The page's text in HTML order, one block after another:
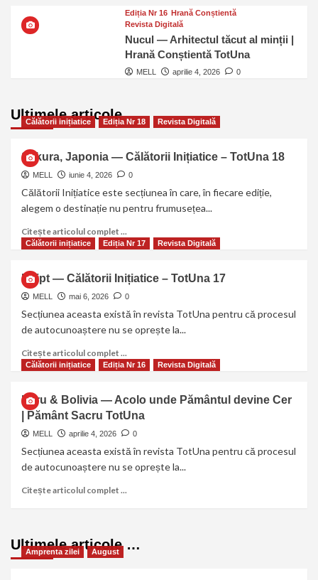
Ediția Nr 16 Hrană Conștientă
Revista Digitală
Nucul — Arhitectul tăcut al minții |
Hrană Conștientă TotUna
MELL aprilie 4, 2026 0
Ultimele articole
Călătorii inițiatice Ediția Nr 18 Revista Digitală
Sakura, Japonia — Călătorii Inițiatice – TotUna 18
MELL iunie 4, 2026 0
Călătorii Inițiatice este secțiunea în care, în fiecare ediție,
alegem o destinație nu pentru frumusețea...
Citește articolul complet ...
Călătorii inițiatice Ediția Nr 17 Revista Digitală
Egipt — Călătorii Inițiatice – TotUna 17
MELL mai 6, 2026 0
Secțiunea aceasta există în revista TotUna pentru că procesul
de autocunoaștere nu se oprește la...
Citește articolul complet ...
Călătorii inițiatice Ediția Nr 16 Revista Digitală
Peru & Bolivia — Acolo unde Pământul devine Cer
| Pământ Sacru TotUna
MELL aprilie 4, 2026 0
Secțiunea aceasta există în revista TotUna pentru că procesul
de autocunoaștere nu se oprește la...
Citește articolul complet ...
Ultimele articole …
Amprenta zilei August